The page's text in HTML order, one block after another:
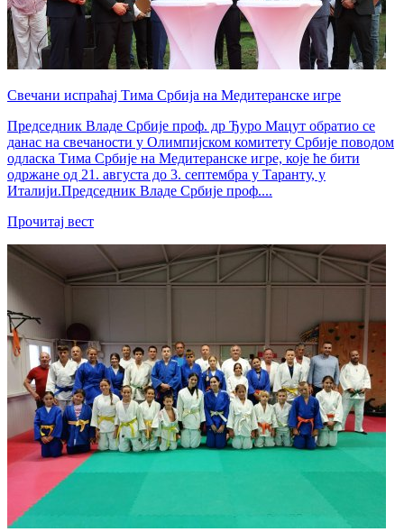
Свечани испраћај Тима Србија на Медитеранске игре
Председник Владе Србије проф. др Ђуро Мацут обратио се
данас на свечаности у Олимпијском комитету Србије поводом
одласка Тима Србије на Медитеранске игре, које ће бити
одржане од 21. августа до 3. септембра у Таранту, у
Италији.Председник Владе Србије проф....
Прочитај вест